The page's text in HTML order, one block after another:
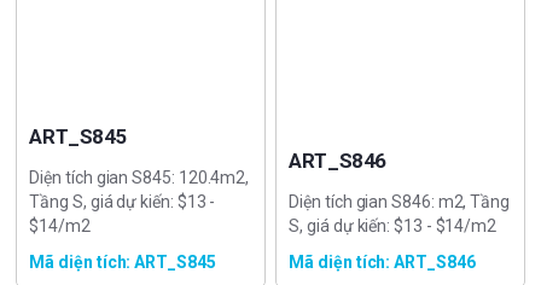
ART_S845
Diện tích gian S845: 120.4m2,
Tầng S, giá dự kiến: $13 -
$14/m2
Mã diện tích: ART_S845
ART_S846
Diện tích gian S846: m2, Tầng
S, giá dự kiến: $13 - $14/m2
Mã diện tích: ART_S846